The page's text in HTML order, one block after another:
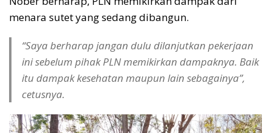
menara sutet yang sedang dibangun.
“Saya berharap jangan dulu dilanjutkan pekerjaan
ini sebelum pihak PLN memikirkan dampaknya. Baik
itu dampak kesehatan maupun lain sebagainya”,
cetusnya.